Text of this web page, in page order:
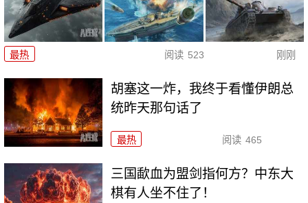
最热 阅读 523 刚刚
胡塞这一炸，我终于看懂伊朗总
统昨天那句话了
最热 阅读 465
三国歃血为盟剑指何方？中东大
棋有人坐不住了！